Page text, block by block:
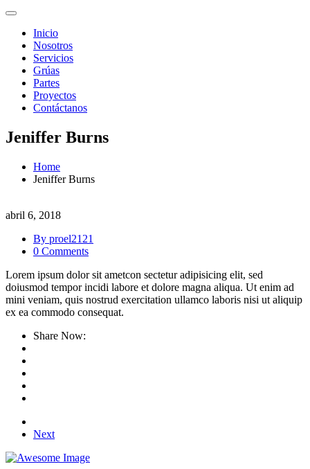
Inicio
Nosotros
Servicios
Grúas
Partes
Proyectos
Contáctanos
Jeniffer Burns
Home
Jeniffer Burns
abril 6, 2018
By proel2121
0 Comments
Lorem ipsum dolor sit ametcon sectetur adipisicing elit, sed
doiusmod tempor incidi labore et dolore magna aliqua. Ut enim ad
mini veniam, quis nostrud exercitation ullamco laboris nisi ut aliquip
ex ea commodo consequat.
Share Now:
Next